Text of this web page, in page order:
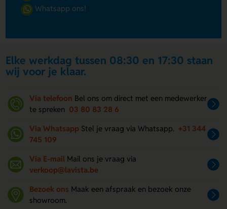
Whatsapp ons!
Elke werkdag tussen 08:30 en 17:30 staan
wij voor je klaar.
Via telefoon Bel ons om direct met een medewerker
te spreken 03 80 83 28 6
Via Whatsapp Stel je vraag via Whatsapp. +31 344
745 109
Via E-mail Mail ons je vraag via
verkoop@lavista.be
Bezoek ons Maak een afspraak en bezoek onze
showroom.